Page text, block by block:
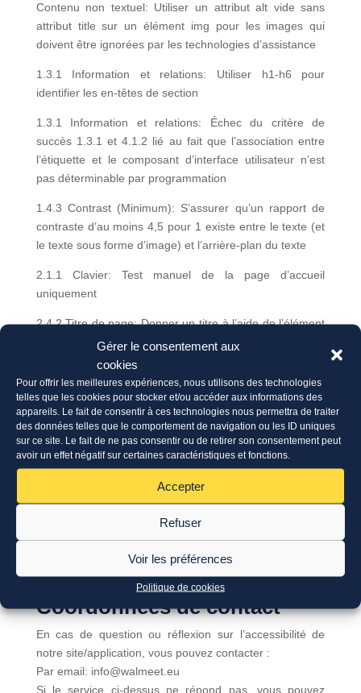
Gérer le consentement aux
cookies
Pour offrir les meilleures expériences, nous utilisons des technologies
telles que les cookies pour stocker et/ou accéder aux informations des
appareils. Le fait de consentir à ces technologies nous permettra de traiter
des données telles que le comportement de navigation ou les ID uniques
sur ce site. Le fait de ne pas consentir ou de retirer son consentement peut
avoir un effet négatif sur certaines caractéristiques et fonctions.
Accepter
Refuser
Voir les préférences
Politique de cookies
Contenu non textuel: Utiliser un attribut alt vide sans
attribut title sur un élément img pour les images qui
doivent être ignorées par les technologies d’assistance
1.3.1 Information et relations: Utiliser h1-h6 pour
identifier les en-têtes de section
1.3.1 Information et relations: Échec du critère de
succès 1.3.1 et 4.1.2 lié au fait que l’association entre
l’étiquette et le composant d’interface utilisateur n’est
pas déterminable par programmation
1.4.3 Contrast (Minimum): S’assurer qu’un rapport de
contraste d’au moins 4,5 pour 1 existe entre le texte (et
le texte sous forme d’image) et l’arrière-plan du texte
2.1.1 Clavier: Test manuel de la page d’accueil
uniquement
2.4.2 Titre de page: Donner un titre à l’aide de l’élément
2.4.7 Visibilité du focus: Test manuel de la page
d’accueil uniquement
3.2.2 On Input: Fournir un bouton submit
4.1.1 Analyse syntaxique: Échec du critère de succès
4.1.1 lié à la duplication des valeurs de type ID
Alternatives proposées
Une mise en conformité est en cours d’élaboration
Coordonnées de contact
En cas de question ou réflexion sur l’accessibilité de
notre site/application, vous pouvez contacter :
Par email: info@walmeet.eu
Si le service ci-dessus ne répond pas, vous pouvez